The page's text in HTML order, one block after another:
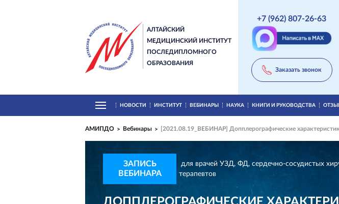
АЛТАЙСКИЙ
МЕДИЦИНСКИЙ ИНСТИТУТ
ПОСЛЕДИПЛОМНОГО
ОБРАЗОВАНИЯ
+7 (962) 807-26-63
Заказать звонок
НОВОСТИ ИНСТИТУТ ВЕБИНАРЫ НАУКА КНИГИ И РУКОВОДСТВА
АМИПДО Вебинары [2021.08.19_ВЕБИНАР] Допплерографические
ЗАПИСЬ
ВЕБИНАРА
для врачей УЗД, ФД, сердечно-сосудистых
терапевтов